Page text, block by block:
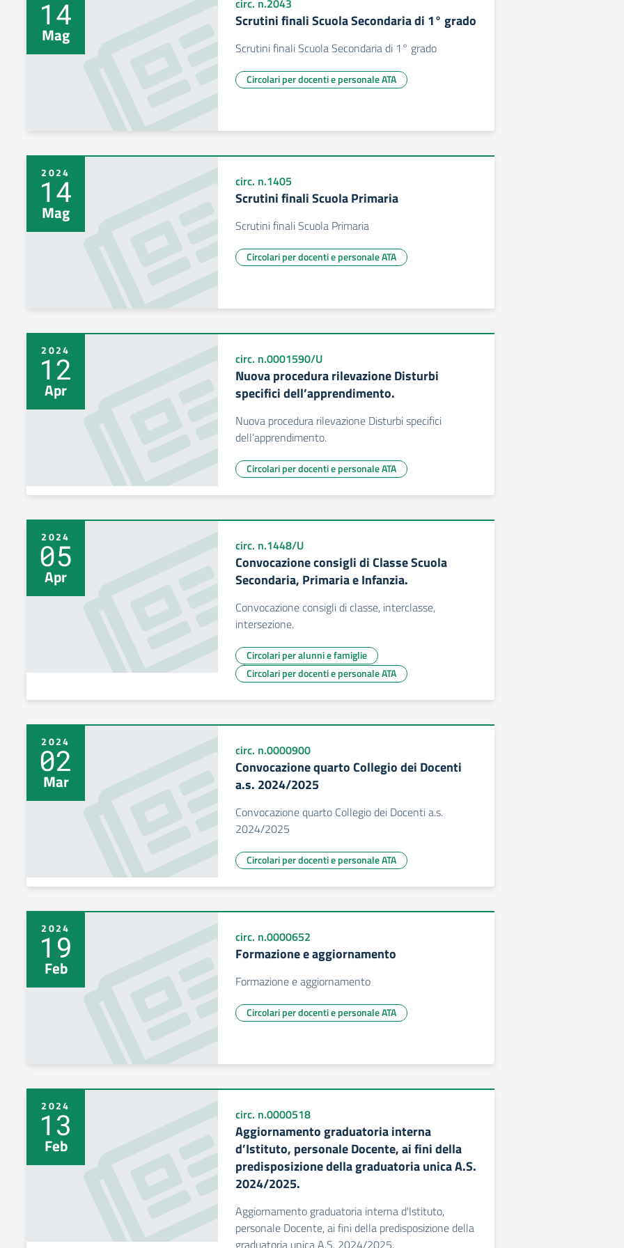
14
Mag
circ. n.2043
Scrutini finali Scuola Secondaria di 1° grado
Scrutini finali Scuola Secondaria di 1° grado
Circolari per docenti e personale ATA
2024
14
Mag
circ. n.1405
Scrutini finali Scuola Primaria
Scrutini finali Scuola Primaria
Circolari per docenti e personale ATA
2024
12
Apr
circ. n.0001590/U
Nuova procedura rilevazione Disturbi
specifici dell’apprendimento.
Nuova procedura rilevazione Disturbi specifici
dell’apprendimento.
Circolari per docenti e personale ATA
2024
05
Apr
circ. n.1448/U
Convocazione consigli di Classe Scuola
Secondaria, Primaria e Infanzia.
Convocazione consigli di classe, interclasse,
intersezione.
Circolari per alunni e famiglie
Circolari per docenti e personale ATA
2024
02
Mar
circ. n.0000900
Convocazione quarto Collegio dei Docenti
a.s. 2024/2025
Convocazione quarto Collegio dei Docenti a.s.
2024/2025
Circolari per docenti e personale ATA
2024
19
Feb
circ. n.0000652
Formazione e aggiornamento
Formazione e aggiornamento
Circolari per docenti e personale ATA
2024
13
Feb
circ. n.0000518
Aggiornamento graduatoria interna
d’Istituto, personale Docente, ai fini della
predisposizione della graduatoria unica A.S.
2024/2025.
Aggiornamento graduatoria interna d'Istituto,
personale Docente, ai fini della predisposizione della
graduatoria unica A.S. 2024/2025.